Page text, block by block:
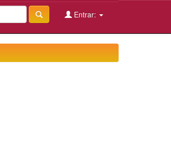
Entrar: